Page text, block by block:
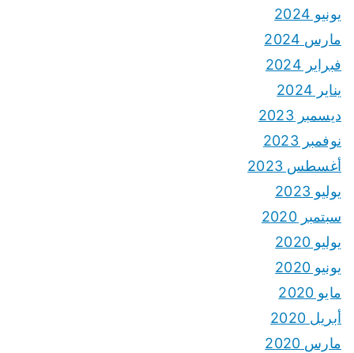
يونيو 2024
مارس 2024
فبراير 2024
يناير 2024
ديسمبر 2023
نوفمبر 2023
أغسطس 2023
يوليو 2023
سبتمبر 2020
يوليو 2020
يونيو 2020
مايو 2020
أبريل 2020
مارس 2020